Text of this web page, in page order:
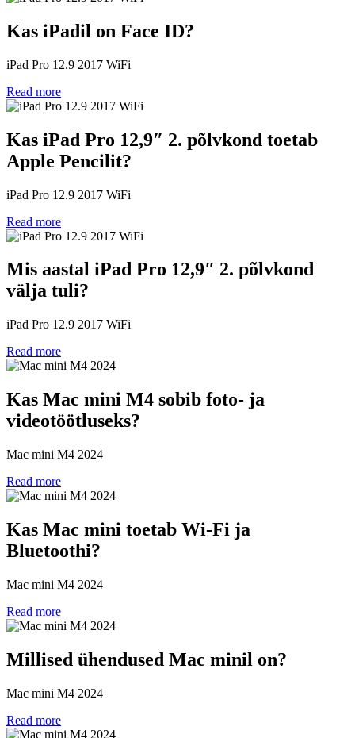
Kas iPadil on Face ID?
iPad Pro 12.9 2017 WiFi
Read more
Kas iPad Pro 12,9″ 2. põlvkond toetab
Apple Pencilit?
iPad Pro 12.9 2017 WiFi
Read more
Mis aastal iPad Pro 12,9″ 2. põlvkond
välja tuli?
iPad Pro 12.9 2017 WiFi
Read more
Kas Mac mini M4 sobib foto- ja
videotöötluseks?
Mac mini M4 2024
Read more
Kas Mac mini toetab Wi-Fi ja
Bluetoothi?
Mac mini M4 2024
Read more
Millised ühendused Mac minil on?
Mac mini M4 2024
Read more